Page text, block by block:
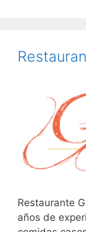
Restaurante
años de